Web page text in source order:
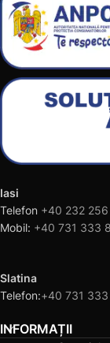
Iasi
Telefon +40 232
Mobil: +40 731 333
Slatina
Telefon:+40 731
INFORMAȚII